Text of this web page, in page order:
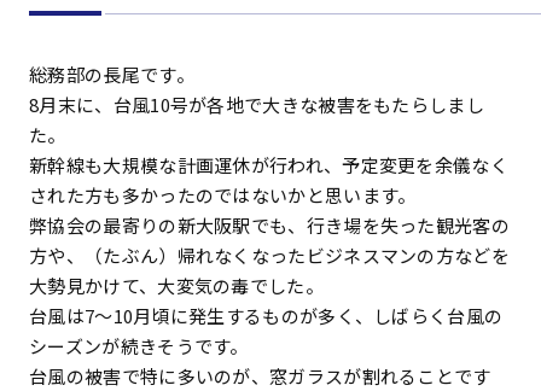
総務部の長尾です。
8月末に、台風10号が各地で大きな被害をもたらしまし
た。
新幹線も大規模な計画運休が行われ、予定変更を余儀なく
された方も多かったのではないかと思います。
弊協会の最寄りの新大阪駅でも、行き場を失った観光客の
方や、（たぶん）帰れなくなったビジネスマンの方などを
大勢見かけて、大変気の毒でした。
台風は7～10月頃に発生するものが多く、しばらく台風の
シーズンが続きそうです。
台風の被害で特に多いのが、窓ガラスが割れることです